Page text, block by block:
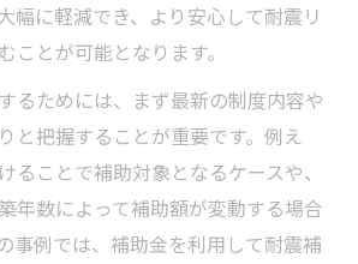
幅に軽減でき、より安心して耐震リ
ことが可能となります。
るためには、まず最新の制度内容や
と把握することが重要です。例え
ることで補助対象となるケースや、
年数によって補助額が変動する場合
事例では、補助金を利用して耐震補